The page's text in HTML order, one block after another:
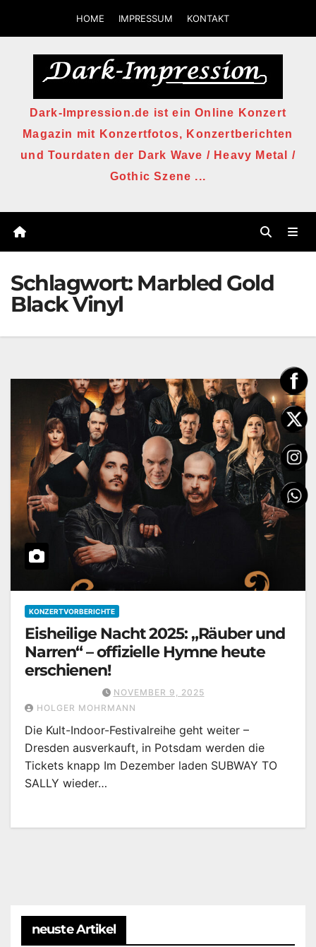
springen
HOME IMPRESSUM KONTAKT
Dark-Impression.de ist ein Online Konzert
Magazin mit Konzertfotos, Konzertberichten
und Tourdaten der Dark Wave / Heavy Metal /
Gothic Szene ...
Schlagwort: Marbled Gold
Black Vinyl
KONZERTVORBERICHTE
Eisheilige Nacht 2025: „Räuber und
Narren“ – offizielle Hymne heute
erschienen!
NOVEMBER 9, 2025
HOLGER MOHRMANN
Die Kult-Indoor-Festivalreihe geht weiter –
Dresden ausverkauft, in Potsdam werden die
Tickets knapp Im Dezember laden SUBWAY TO
SALLY wieder…
neuste Artikel